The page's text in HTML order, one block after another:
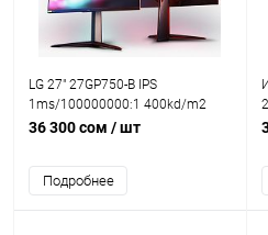
LG 27" 27GP750-B IPS
1ms/100000000:1 400kd/m2
178/178 FullHD
36 300 сом / шт
Подробнее